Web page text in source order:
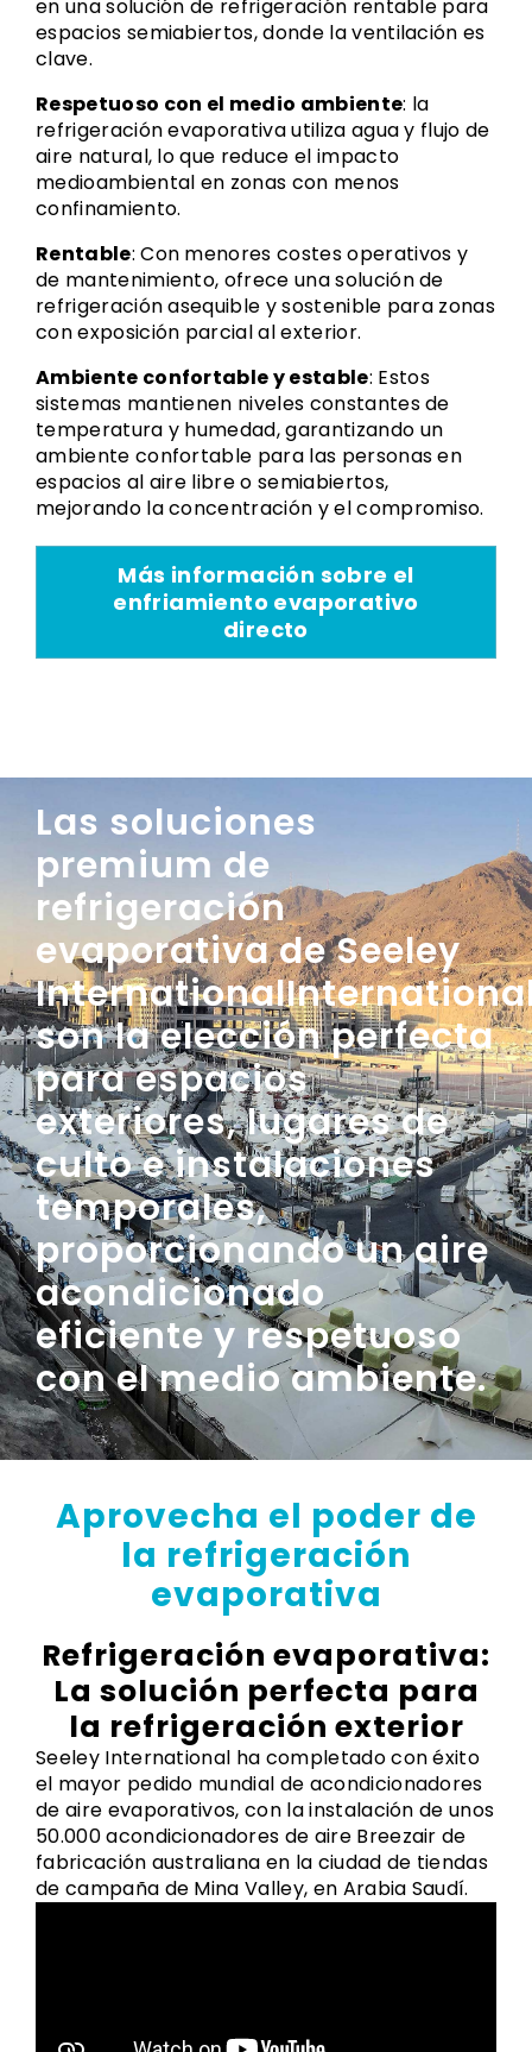
en una solución de refrigeración rentable para
espacios semiabiertos, donde la ventilación es
clave.
Respetuoso con el medio ambiente: la
refrigeración evaporativa utiliza agua y flujo de
aire natural, lo que reduce el impacto
medioambiental en zonas con menos
confinamiento.
Rentable: Con menores costes operativos y
de mantenimiento, ofrece una solución de
refrigeración asequible y sostenible para zonas
con exposición parcial al exterior.
Ambiente confortable y estable: Estos
sistemas mantienen niveles constantes de
temperatura y humedad, garantizando un
ambiente confortable para las personas en
espacios al aire libre o semiabiertos,
mejorando la concentración y el compromiso.
Más información sobre el
enfriamiento evaporativo
directo
Las soluciones
premium de
refrigeración
evaporativa de Seeley
son la elección perfecta
para espacios
exteriores, lugares de
culto e instalaciones
temporales,
proporcionando un aire
acondicionado
eficiente y respetuoso
con el medio ambiente.
Aprovecha el poder de
la refrigeración
evaporativa
Refrigeración evaporativa:
La solución perfecta para
la refrigeración exterior
Seeley International ha completado con éxito
el mayor pedido mundial de acondicionadores
de aire evaporativos, con la instalación de unos
50.000 acondicionadores de aire Breezair de
fabricación australiana en la ciudad de tiendas
de campaña de Mina Valley, en Arabia Saudí.